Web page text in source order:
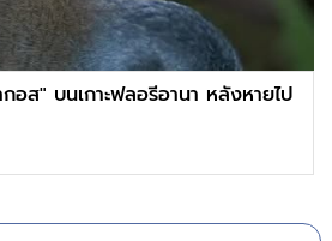
ส" บนเกาะฟลอรีอานา หลังหายไป